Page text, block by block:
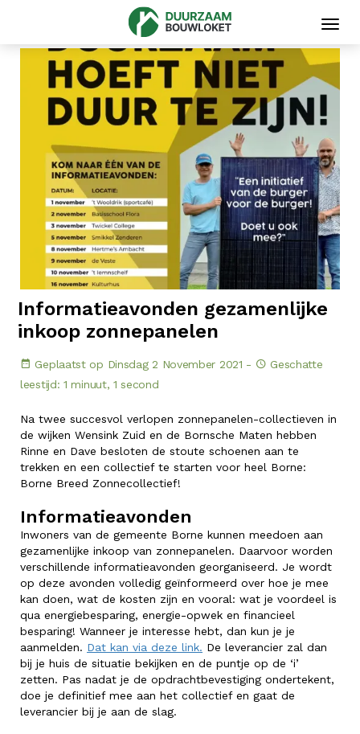
Informatieavonden gezamenlijke
inkoop zonnepanelen
Geplaatst op Dinsdag 2 November 2021 -
Geschatte
leestijd: 1 minuut, 1 second
Na twee succesvol verlopen zonnepanelen-collectieven in
de wijken Wensink Zuid en de Bornsche Maten hebben
Rinne en Dave besloten de stoute schoenen aan te
trekken en een collectief te starten voor heel Borne:
Borne Breed Zonnecollectief!
Informatieavonden
Inwoners van de gemeente Borne kunnen meedoen aan
gezamenlijke inkoop van zonnepanelen. Daarvoor worden
verschillende informatieavonden georganiseerd. Je wordt
op deze avonden volledig geïnformeerd over hoe je mee
kan doen, wat de kosten zijn en vooral: wat je voordeel is
qua energiebesparing, energie-opwek en financieel
besparing! Wanneer je interesse hebt, dan kun je je
aanmelden. Dat kan via deze link. De leverancier zal dan
bij je huis de situatie bekijken en de puntje op de ‘i’
zetten. Pas nadat je de opdrachtbevestiging ondertekent,
doe je definitief mee aan het collectief en gaat de
leverancier bij je aan de slag.